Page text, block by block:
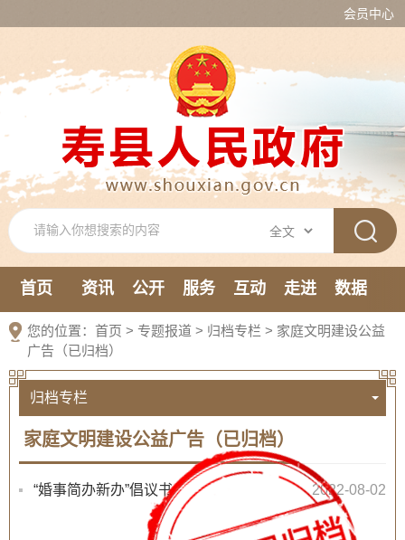
会员中心
首页 资讯 公开 服务 互动 走进
数据
新媒体
您的位置： 首页 > 专题报道 > 归档专栏 > 家庭文明建设公益
广告（已归档）
归档专栏
家庭文明建设公益广告（已归档）
“婚事简办新办”倡议书 2022-08-02